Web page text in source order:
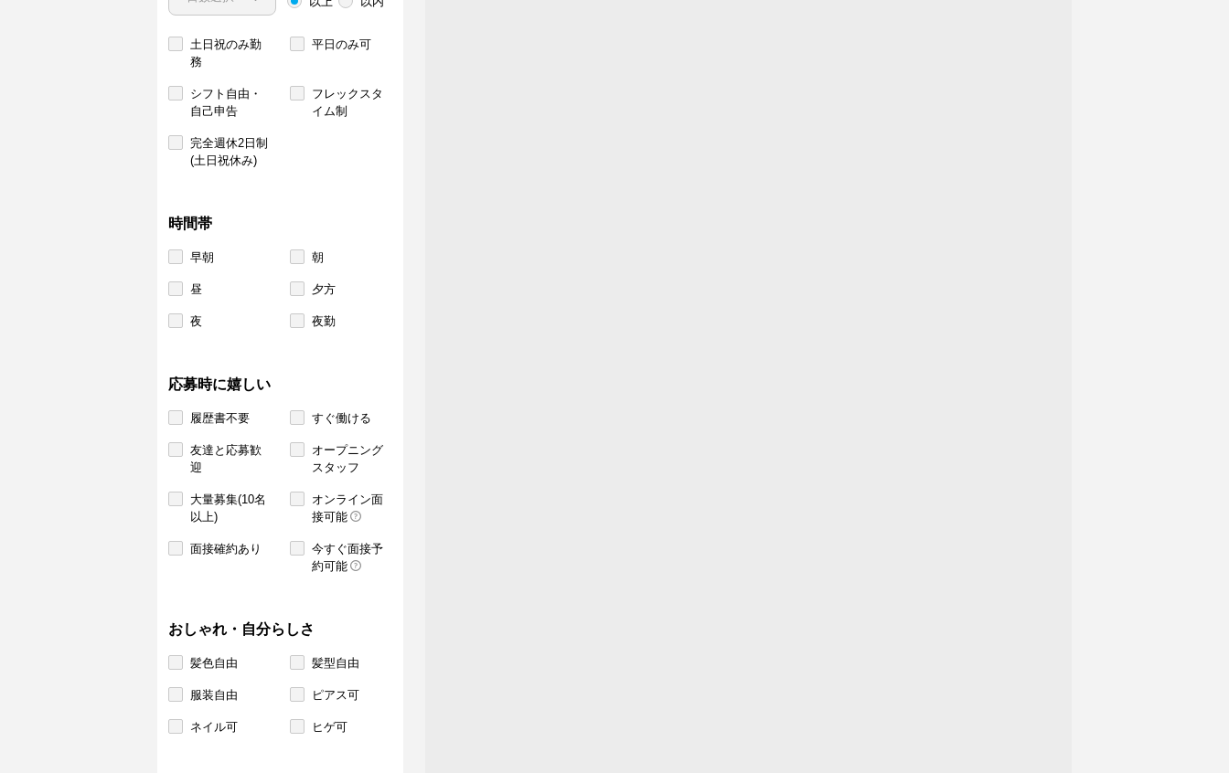
土日祝のみ勤
務
平日のみ可
シフト自由・
自己申告
フレックスタ
イム制
完全週休2日制
(土日祝休み)
時間帯
早朝 朝
昼 夕方
夜 夜勤
応募時に嬉しい
履歴書不要 すぐ働ける
友達と応募歓
迎
オープニング
スタッフ
大量募集(10名
以上)
オンライン面
接可能
面接確約あり
今すぐ面接予
約可能
おしゃれ・自分らしさ
髪色自由 髪型自由
服装自由 ピアス可
ネイル可 ヒゲ可